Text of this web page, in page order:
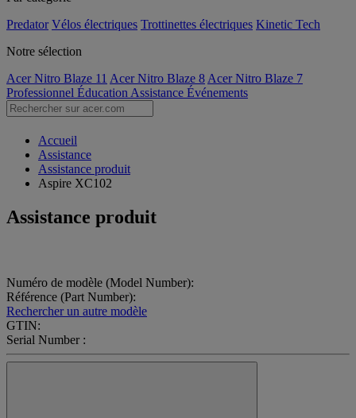
Predator Vélos électriques Trottinettes électriques Kinetic Tech
Notre sélection
Acer Nitro Blaze 11 Acer Nitro Blaze 8 Acer Nitro Blaze 7
Professionnel Éducation Assistance Événements
Accueil
Assistance
Assistance produit
Aspire XC102
Assistance produit
Numéro de modèle (Model Number):
Référence (Part Number):
Rechercher un autre modèle
GTIN:
Serial Number :